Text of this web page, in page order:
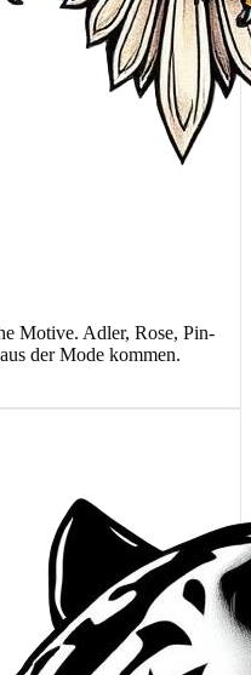
Motive. Adler, Rose, Pin-
der Mode kommen.